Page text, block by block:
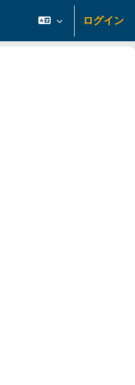
ログイン